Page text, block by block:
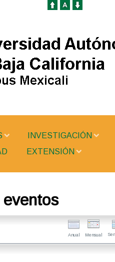
INVESTIGACIÓN
EXTENSIÓN
Anual Mensual